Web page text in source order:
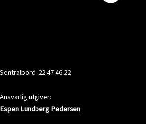
Sentralbord: 22 47 46 22
Ansvarlig utgiver:
Espen Lundberg Pedersen